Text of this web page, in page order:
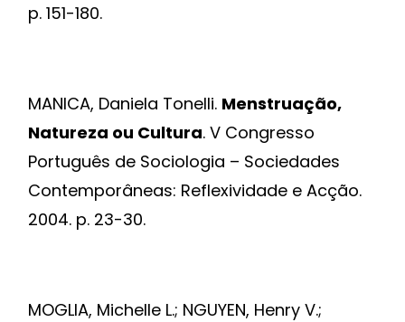
p. 151-180.
MANICA, Daniela Tonelli. Menstruação,
Natureza ou Cultura. V Congresso
Português de Sociologia – Sociedades
Contemporâneas: Reflexividade e Acção.
2004. p. 23-30.
MOGLIA, Michelle L.; NGUYEN, Henry V.;